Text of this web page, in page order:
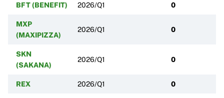
BFT (BENEFIT) 2026/Q1 0
MXP
(MAXIPIZZA)
2026/Q1 0
SKN
(SAKANA)
2026/Q1 0
REX 2026/Q1 0